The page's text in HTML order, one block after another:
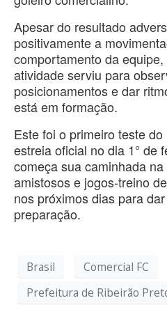
Apesar do resultado
positivamente a
comportamento da
atividade serviu para
posicionamentos e dar
está em formação.
Este foi o primeiro teste
estreia oficial no dia 1° de
começa sua caminhada
amistosos e jogos-treino
nos próximos dias para
preparação.
Brasil Comercial FC
Prefeitura de Ribeirão